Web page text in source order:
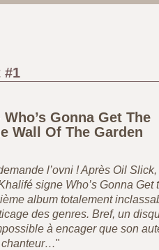
#1
Gonna Get The
Wall Of The Garden
l’ovni ! Après Oil Slick,
signe Who’s Gonna Get
album totalement
des genres. Bref, un
à encager que son
chanteur…"